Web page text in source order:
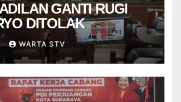
GANTI RUGI
DITOLAK
WARTA STV